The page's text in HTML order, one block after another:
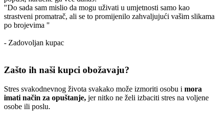
"Do sada sam mislio da mogu uživati u umjetnosti samo kao
strastveni promatrač, ali se to promijenilo zahvaljujući vašim slikama
po brojevima "
- Zadovoljan kupac
Zašto ih naši kupci obožavaju?
Stres svakodnevnog života svakako može izmoriti osobu i mora
imati način za opuštanje, jer nitko ne želi izbaciti stres na voljene
osobe ili poslu.